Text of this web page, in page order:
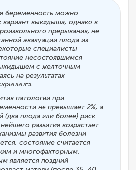
беременность можно
вариант выкидыша, однако в
прерывания, не
эвакуации плода из
специалисты
несостоявшимся
с желточным
на результатах
патологии при
не превышает 2%, а
(два плода или более) риск
развития возрастает
развития болезни
состояние считается
и многофакторным.
является поздний